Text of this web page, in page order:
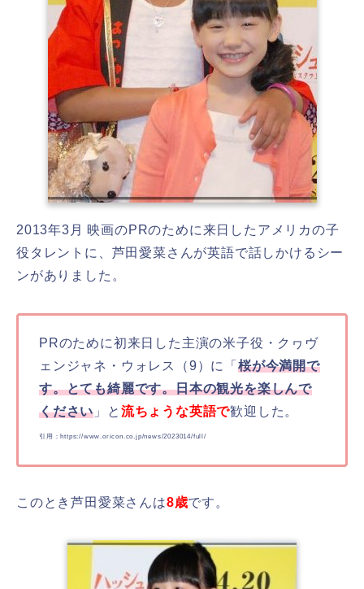
2013年3月 映画のPRのために来日したアメリカの子
役タレントに、芦田愛菜さんが英語で話しかけるシー
ンがありました。
PRのために初来日した主演の米子役・クヮヴ
ェンジャネ・ウォレス（9）に「桜が今満開で
す。とても綺麗です。日本の観光を楽しんで
ください 」と 流ちょうな英語で歓迎した。
引用：https://www.oricon.co.jp/news/2023014/full/
このとき芦田愛菜さんは8歳です。